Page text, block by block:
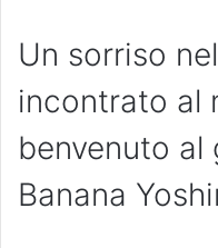
Un sorriso
incontrato al
benvenuto al
Banana